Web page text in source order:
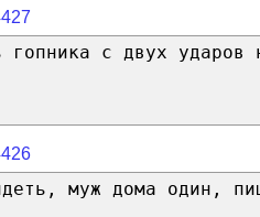
гопника с двух ударов
муж дома один,